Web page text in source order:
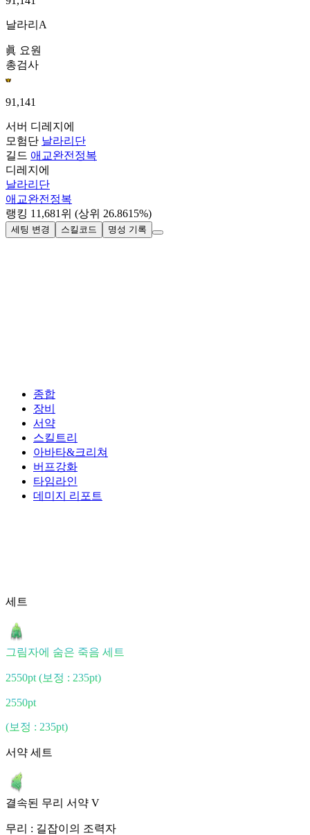
날라리A
眞 요원
총검사
91,141
서버 디레지에
모험단 날라리단
길드 애교완전정복
디레지에
날라리단
애교완전정복
랭킹 11,681 위 (상위 26.8615%)
세팅 변경 스킬코드 명성 기록
종합
장비
서약
스킬트리
아바타&크리쳐
버프강화
타임라인
데미지 리포트
세트
그림자에 숨은 죽음 세트
2550pt (보정 : 235pt)
2550pt
(보정 : 235pt)
서약 세트
결속된 무리 서약 V
무리 : 길잡이의 조력자